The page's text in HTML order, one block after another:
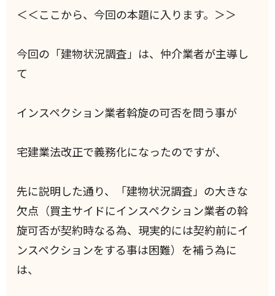
＜＜ここから、今回の本題に入ります。＞＞
今回の「建物状況調査」は、仲介業者が主導し
て
インスペクション業者斡旋の可否を問う事が
宅建業法改正で義務化になったのですが、
先に説明した通り、「建物状況調査」の大きな
欠点（買主サイドにインスペクション業者の斡
旋可否が契約時なる為、現実的には契約前にイ
ンスペクションをする事は困難）を補う為に
は、